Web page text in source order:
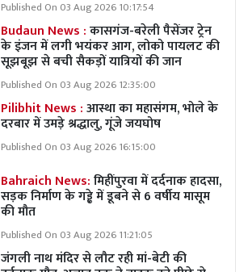
Published On 03 Aug 2026 10:17:54
Budaun News :कासगंज-बरेली पैसेंजर ट्रेन
के इंजन में लगी भयंकर आग, लोको पायलट की
सूझबूझ से बची सैकड़ों यात्रियों की जान
Published On 03 Aug 2026 12:35:00
Pilibhit News :आस्था का महासंगम, भोले के
दरबार में उमड़े श्रद्धालु, गूंजे जयघोष
Published On 03 Aug 2026 16:15:00
Bahraich News:मिहींपुरवा में दर्दनाक हादसा,
सड़क निर्माण के गड्ढे में डूबने से 6 वर्षीय मासूम
की मौत
Published On 03 Aug 2026 11:21:05
जंगली नाथ मंदिर से लौट रही मां-बेटी की